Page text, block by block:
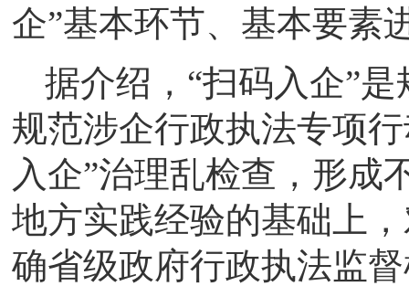
企”基本环节、基本要素
据介绍，“扫码入企”
规范涉企行政执法专项
入企”治理乱检查，形成
地方实践经验的基础上
确省级政府行政执法监